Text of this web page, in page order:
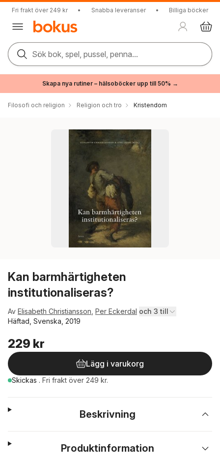
Fri frakt över 249 kr • Snabba leveranser • Billiga böcker
Sök bok, spel, pussel, penna...
Skapa nya rutiner – hälsoböcker upp till 50% →
Filosofi och religion Religion och tro Kristendom
Kan barmhärtigheten
institutionaliseras?
Av Elisabeth Christiansson Per Eckerdal och 3 till
Häftad, Svenska, 2019
229 kr
Lägg i varukorg
Skickas . Fri frakt över 249 kr.
Beskrivning
Produktinformation